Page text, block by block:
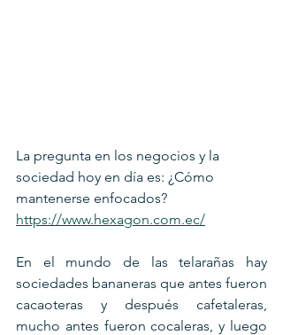
La pregunta en los negocios y la
sociedad hoy en día es: ¿Cómo
mantenerse enfocados?
https://www.hexagon.com.ec/
En el mundo de las telarañas hay
sociedades bananeras que antes fueron
cacaoteras y después cafetaleras,
mucho antes fueron cocaleras, y luego